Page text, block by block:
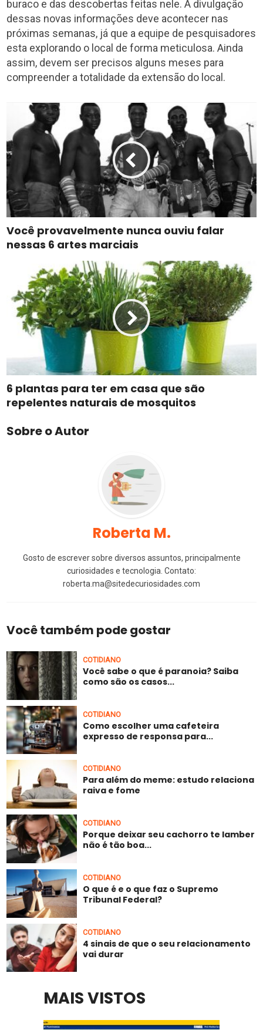
buraco e das descobertas feitas nele. A divulgação
dessas novas informações deve acontecer nas
próximas semanas, já que a equipe de pesquisadores
esta explorando o local de forma meticulosa. Ainda
assim, devem ser precisos alguns meses para
compreender a totalidade da extensão do local.
Você provavelmente nunca ouviu falar
nessas 6 artes marciais
6 plantas para ter em casa que são
repelentes naturais de mosquitos
Sobre o Autor
Roberta M.
Gosto de escrever sobre diversos assuntos, principalmente
curiosidades e tecnologia. Contato:
roberta.ma@sitedecuriosidades.com
Você também pode gostar
COTIDIANO
Você sabe o que é paranoia? Saiba
como são os casos...
COTIDIANO
Como escolher uma cafeteira
expresso de responsa para...
COTIDIANO
Para além do meme: estudo relaciona
raiva e fome
COTIDIANO
Porque deixar seu cachorro te lamber
não é tão boa...
COTIDIANO
O que é e o que faz o Supremo
Tribunal Federal?
COTIDIANO
4 sinais de que o seu relacionamento
vai durar
MAIS VISTOS